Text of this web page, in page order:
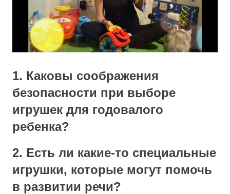
1. Каковы соображения
безопасности при выборе
игрушек для годовалого
ребенка?
2. Есть ли какие-то специальные
игрушки, которые могут помочь
в развитии речи?